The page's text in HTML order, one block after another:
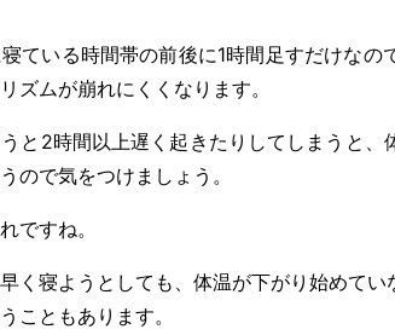
ている時間帯の前後に1時間足すだけなの
ズムが崩れにくくなります。
と2時間以上遅く起きたりしてしまうと
ので気をつけましょう。
ですね。
く寝ようとしても、体温が下がり始めて
こともあります。